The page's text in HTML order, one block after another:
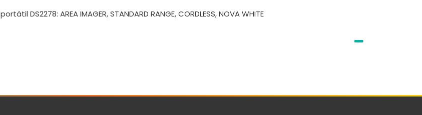
DS2278: AREA IMAGER, STANDARD RANGE, CORDLESS, NOVA WHITE